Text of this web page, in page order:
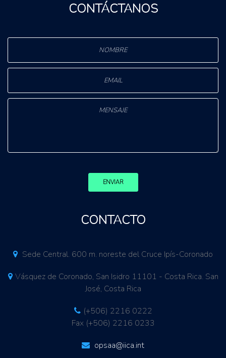
CONTÁCTANOS
ENVIAR
CONTACTO
Sede Central. 600 m. noreste del Cruce Ipís-Coronado
Vásquez de Coronado, San Isidro 11101 - Costa Rica. San
José, Costa Rica
(+506) 2216 0222
Fax (+506) 2216 0233
opsaa@iica.int